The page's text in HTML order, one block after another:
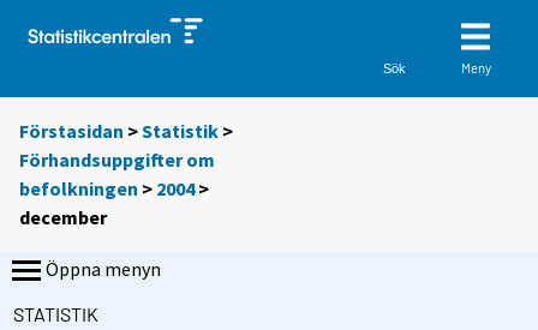
Sök Meny
Förstasidan >Statistik >
Förhandsuppgifter om
befolkningen > 2004>
december
Öppna menyn
STATISTIK